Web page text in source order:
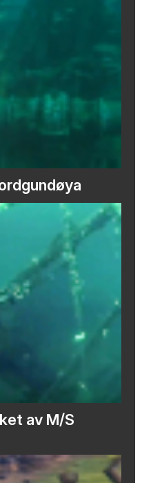
av M/S